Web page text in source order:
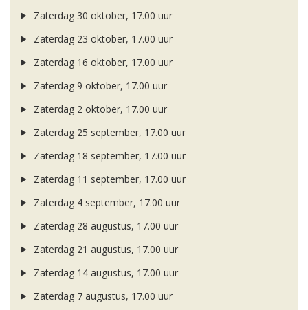
Zaterdag 30 oktober, 17.00 uur
Zaterdag 23 oktober, 17.00 uur
Zaterdag 16 oktober, 17.00 uur
Zaterdag 9 oktober, 17.00 uur
Zaterdag 2 oktober, 17.00 uur
Zaterdag 25 september, 17.00 uur
Zaterdag 18 september, 17.00 uur
Zaterdag 11 september, 17.00 uur
Zaterdag 4 september, 17.00 uur
Zaterdag 28 augustus, 17.00 uur
Zaterdag 21 augustus, 17.00 uur
Zaterdag 14 augustus, 17.00 uur
Zaterdag 7 augustus, 17.00 uur